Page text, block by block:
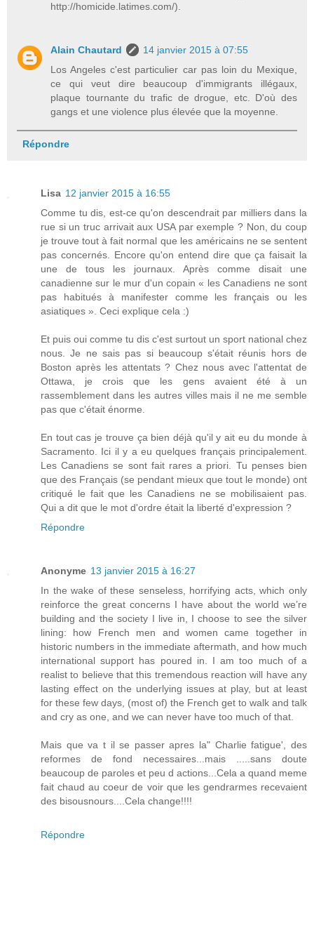
http://homicide.latimes.com/).
Alain Chautard
14 janvier 2015 à 07:55
Los Angeles c'est particulier car pas loin du Mexique,
ce qui veut dire beaucoup d'immigrants illégaux,
plaque tournante du trafic de drogue, etc. D'où des
gangs et une violence plus élevée que la moyenne.
Répondre
Lisa 12 janvier 2015 à 16:55
Comme tu dis, est-ce qu'on descendrait par milliers dans la
rue si un truc arrivait aux USA par exemple ? Non, du coup
je trouve tout à fait normal que les américains ne se sentent
pas concernés. Encore qu'on entend dire que ça faisait la
une de tous les journaux. Après comme disait une
canadienne sur le mur d'un copain « les Canadiens ne sont
pas habitués à manifester comme les français ou les
asiatiques ». Ceci explique cela :)
Et puis oui comme tu dis c'est surtout un sport national chez
nous. Je ne sais pas si beaucoup s'était réunis hors de
Boston après les attentats ? Chez nous avec l'attentat de
Ottawa, je crois que les gens avaient été à un
rassemblement dans les autres villes mais il ne me semble
pas que c'était énorme.
En tout cas je trouve ça bien déjà qu'il y ait eu du monde à
Sacramento. Ici il y a eu quelques français principalement.
Les Canadiens se sont fait rares a priori. Tu penses bien
que des Français (se pendant mieux que tout le monde) ont
critiqué le fait que les Canadiens ne se mobilisaient pas.
Qui a dit que le mot d'ordre était la liberté d'expression ?
Répondre
Anonyme 13 janvier 2015 à 16:27
In the wake of these senseless, horrifying acts, which only
reinforce the great concerns I have about the world we’re
building and the society I live in, I choose to see the silver
lining: how French men and women came together in
historic numbers in the immediate aftermath, and how much
international support has poured in. I am too much of a
realist to believe that this tremendous reaction will have any
lasting effect on the underlying issues at play, but at least
for these few days, (most of) the French get to walk and talk
and cry as one, and we can never have too much of that.
Mais que va t il se passer apres la" Charlie fatigue', des
reformes de fond necessaires...mais .....sans doute
beaucoup de paroles et peu d actions...Cela a quand meme
fait chaud au coeur de voir que les gendrarmes recevaient
des bisousnours....Cela change!!!!
Répondre